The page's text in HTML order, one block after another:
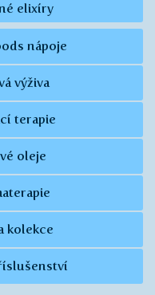
elixíry
nápoje
výživa
terapie
oleje
kolekce